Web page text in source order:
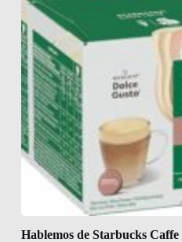
Hablemos de Starbucks